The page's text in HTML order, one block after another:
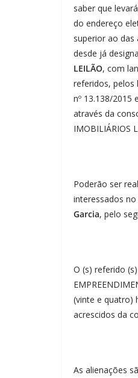
saber que
do endereço
superior ao das
desde já
LEILÃO, com
referidos, pelos
nº 13.138/2015
através da
IMOBILIÁRIOS
Poderão ser
interessados
Garcia, pelo
O (s) referido
(vinte e quatro)
acrescidos da
As alienações